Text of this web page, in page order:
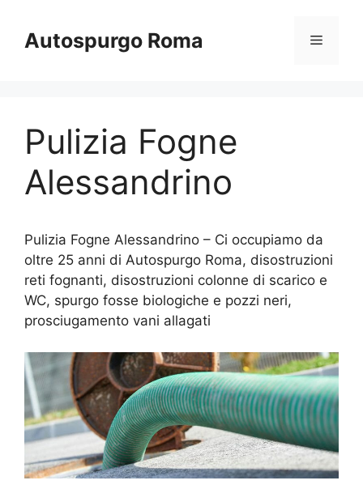
contenuto
Autospurgo Roma Menu
Pulizia Fogne
Alessandrino
Pulizia Fogne Alessandrino – Ci occupiamo da
oltre 25 anni di Autospurgo Roma, disostruzioni
reti fognanti, disostruzioni colonne di scarico e
WC, spurgo fosse biologiche e pozzi neri,
prosciugamento vani allagati